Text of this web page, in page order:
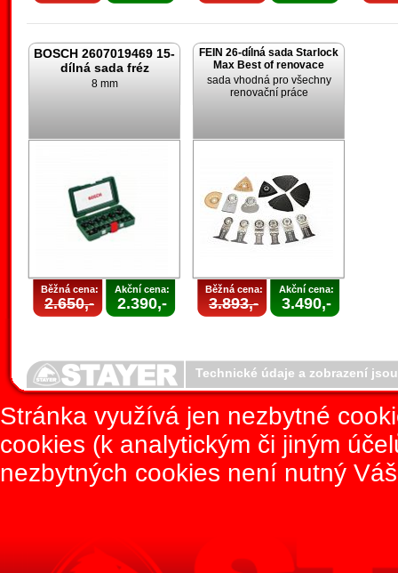
BOSCH 2607019469 15-
dílná sada fréz
8 mm
Běžná cena:
2.650,-
Akční cena:
2.390,-
FEIN 26-dílná sada Starlock
Max Best of renovace
sada vhodná pro všechny
renovační práce
Běžná cena:
3.893,-
Akční cena:
3.490,-
Technické údaje a zobrazení
Stránka využívá jen nezbytné
cookies (k analytickým či jiným
nezbytných cookies není nutný